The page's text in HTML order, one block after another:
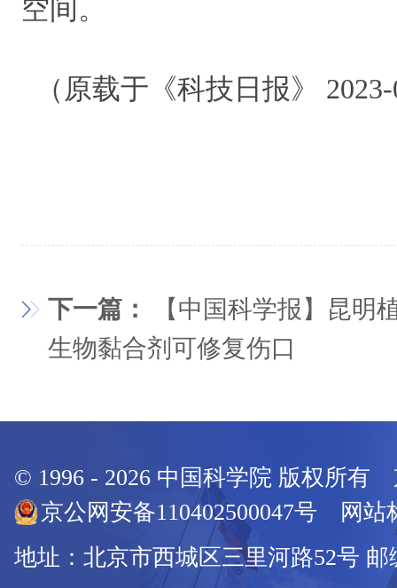
空间。
（原载于《科技日报》
下一篇：
【中国科学报】昆明
生物黏合剂可修复伤口
© 1996 - 2026 中国科学院 版权所有
京公网安备110402500047号 网站
地址：北京市西城区三里河路52号 邮